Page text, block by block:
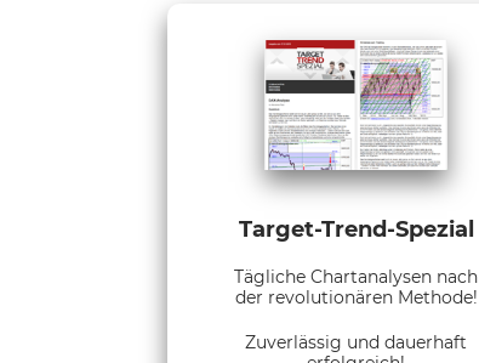
Target-Trend-Spezial
Tägliche Chartanalysen nach
der revolutionären Methode!
Zuverlässig und dauerhaft